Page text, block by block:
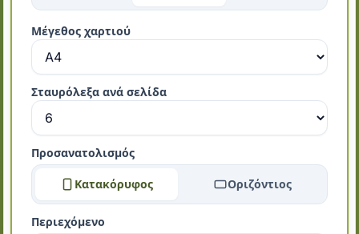
Μέγεθος χαρτιού
Σταυρόλεξα ανά σελίδα
Προσανατολισμός
Κατακόρυφος Οριζόντιος
Περιεχόμενο